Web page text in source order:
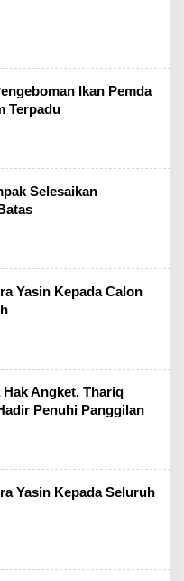
Ikan Pemda
Terpadu
Selesaikan
Yasin Kepada Calon
Angket, Thariq
Penuhi Panggilan
Yasin Kepada Seluruh